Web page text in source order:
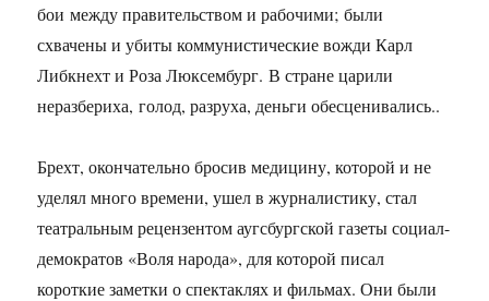
бои между правительством и рабочими; были
схвачены и убиты коммунистические вожди Карл
Либкнехт и Роза Люксембург. В стране царили
неразбериха, голод, разруха, деньги обесценивались..
Брехт, окончательно бросив медицину, которой и не
уделял много времени, ушел в журналистику, стал
театральным рецензентом аугсбургской газеты социал-
демократов «Воля народа», для которой писал
короткие заметки о спектаклях и фильмах. Они были